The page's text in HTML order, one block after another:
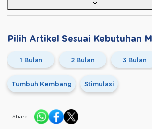
Pilih Artikel Sesuai Kebutuhan
1 Bulan 2 Bulan 3 Bulan
Tumbuh Kembang Stimulasi
Share: